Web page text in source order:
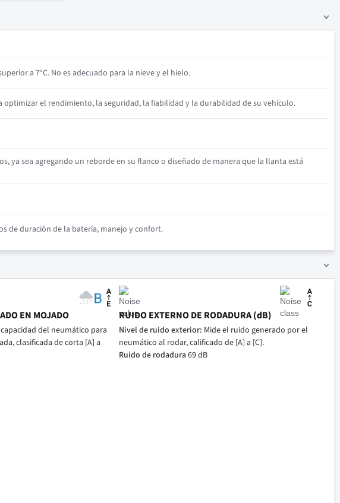
a 7°C. No es adecuado para la nieve y el hielo.
el rendimiento, la seguridad, la fiabilidad y la durabilidad de su vehículo.
ya sea agregando un reborde en su flanco o diseñado de manera que la llanta está
de duración de la batería, manejo y confort.
EN MOJADO
del neumático para
clasificada de corta [A] a
RUIDO EXTERNO DE RODADURA (dB)
Nivel de ruido exterior: Mide el ruido generado por el
neumático al rodar, calificado de [A] a [C].
Ruido de rodadura69 dB